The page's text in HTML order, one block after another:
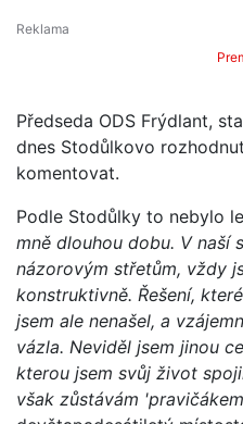
Předseda ODS Frýdlant,
dnes Stodůlkovo
komentovat.
Podle Stodůlky to nebylo
mně dlouhou dobu. V naší
názorovým střetům, vždy
konstruktivně. Řešení,
jsem ale nenašel, a
vázla. Neviděl jsem jinou
kterou jsem svůj život
však zůstávám